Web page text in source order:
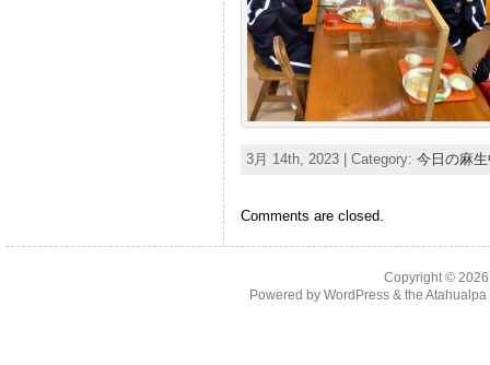
3月 14th, 2023 | Category: 今日の麻
Comments are closed.
Copyright ©
Powered by WordPress& the Atahualpa